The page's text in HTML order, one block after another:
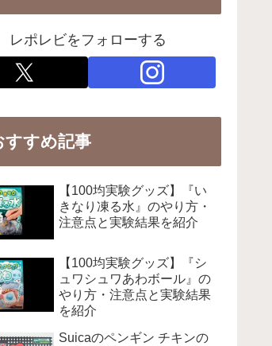
レポレビをフォローする
すすめ記事
【100均実験グッズ】『い
きなり凍る水』のやり方・
注意点と実験結果を紹介
【100均実験グッズ】『シ
ュワシュワあわボール』の
やり方・注意点と実験結果
を紹介
Suicaのペンギン チキンの